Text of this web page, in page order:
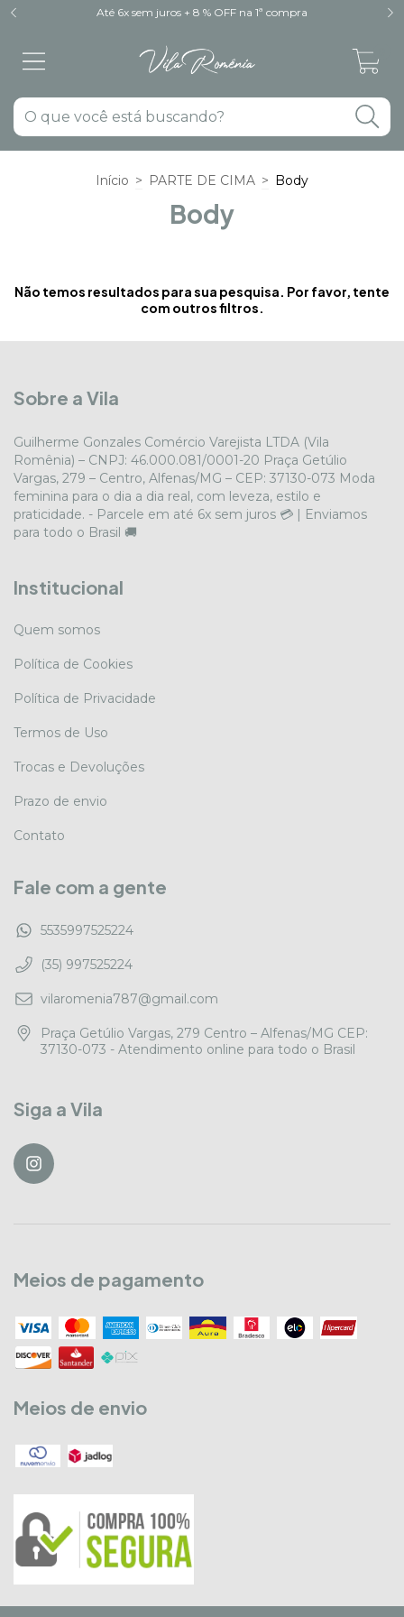
Até 6x sem juros + 8 % OFF na 1ª compra
Início > PARTE DE CIMA > Body
Body
Não temos resultados para sua pesquisa. Por favor, tente
com outros filtros.
Sobre a Vila
Guilherme Gonzales Comércio Varejista LTDA (Vila
Romênia) – CNPJ: 46.000.081/0001-20 Praça Getúlio
Vargas, 279 – Centro, Alfenas/MG – CEP: 37130-073 Moda
feminina para o dia a dia real, com leveza, estilo e
praticidade. - Parcele em até 6x sem juros 💳 | Enviamos
para todo o Brasil 🚚
Institucional
Quem somos
Política de Cookies
Política de Privacidade
Termos de Uso
Trocas e Devoluções
Prazo de envio
Contato
Fale com a gente
5535997525224
(35) 997525224
vilaromenia787@gmail.com
Praça Getúlio Vargas, 279 Centro – Alfenas/MG CEP:
37130-073 - Atendimento online para todo o Brasil
Siga a Vila
Meios de pagamento
Meios de envio